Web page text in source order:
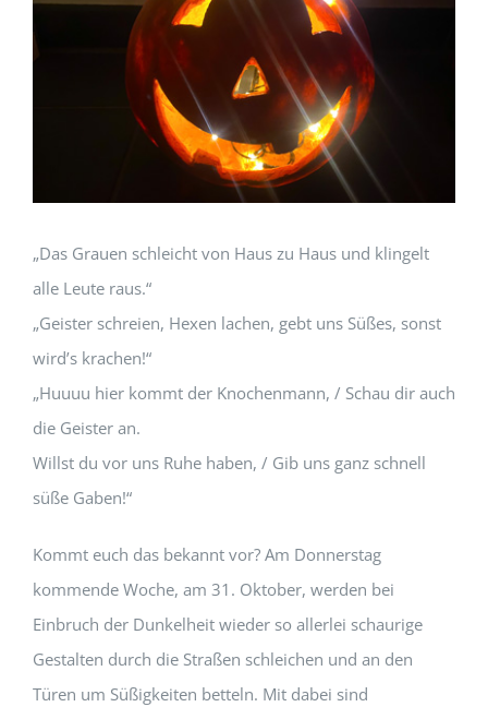
„Das Grauen schleicht von Haus zu Haus und klingelt
alle Leute raus.“
„Geister schreien, Hexen lachen, gebt uns Süßes, sonst
wird’s krachen!“
„Huuuu hier kommt der Knochenmann, / Schau dir auch
die Geister an.
Willst du vor uns Ruhe haben, / Gib uns ganz schnell
süße Gaben!“
Kommt euch das bekannt vor? Am Donnerstag
kommende Woche, am 31. Oktober, werden bei
Einbruch der Dunkelheit wieder so allerlei schaurige
Gestalten durch die Straßen schleichen und an den
Türen um Süßigkeiten betteln. Mit dabei sind